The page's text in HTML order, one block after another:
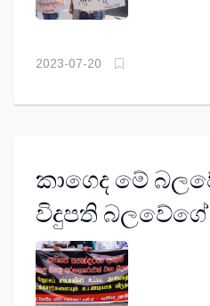
2023-07-20
කාගෙද මේ
විදුපති බලවේගේ